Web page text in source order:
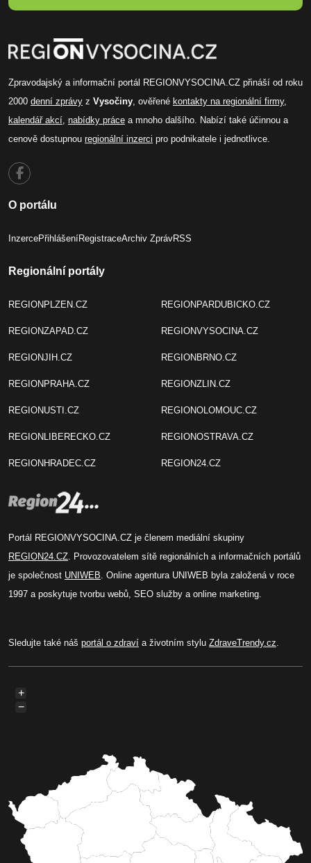
Zpravodajský a informační portál REGIONVYSOCINA.CZ přináší od roku
2000 denní zprávy z Vysočiny , ověřené kontakty na regionální firmy,
kalendář akcí nabídky práce a mnoho dalšího. Nabízí také účinnou a
cenově dostupnou regionální inzerci pro podnikatele i jednotlivce.
O portálu
InzercePřihlášeníRegistraceArchiv ZprávRSS
Regionální portály
REGIONPLZEN.CZ
REGIONZAPAD.CZ
REGIONJIH.CZ
REGIONPRAHA.CZ
REGIONUSTI.CZ
REGIONLIBERECKO.CZ
REGIONHRADEC.CZ
REGIONPARDUBICKO.CZ
REGIONVYSOCINA.CZ
REGIONBRNO.CZ
REGIONZLIN.CZ
REGIONOLOMOUC.CZ
REGIONOSTRAVA.CZ
REGION24.CZ
Portál REGIONVYSOCINA.CZ je členem mediální skupiny
REGION24.CZ . Provozovatelem sítě regionálních a informačních portálů
je společnost UNIWEB . Online agentura UNIWEB byla založená v roce
1997 a poskytuje tvorbu webů, SEO služby a online marketing.
Sledujte také náš portál o zdraví a životním stylu ZdraveTrendy.cz
+
−